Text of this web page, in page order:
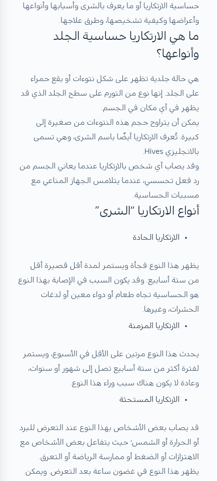
حساسية الارتكاريا أو ما يعرف بالشرى وأسبابها وأنواعها
وأعراضها وكيفية تشخيصها، وطرق علاجها.
ما هي الارتكاريا حساسية الجلد
وأنواعها؟
هي حالة جلدية تظهر على شكل نتوءات أو بقع حمراء
على الجلد. إنها نوع من التورم على سطح الجلد الذي قد
يظهر في أي مكان في الجسم.
يمكن أن يتراوح حجم هذه النتوءات من صغيرة إلى
كبيرة. تُعرف الارتكاريا أيضًا باسم الشرى، وهي تسمى
بالانجليزي Hives.
وقد يصاب أي شخص بالارتكاريا عندما يعاني الجسم من
رد فعل تحسسي، عندما يتلامس الجهاز المناعي مع
مسببات الحساسية.
أنواع الارتكاريا “الشرى”
الارتكاريا الحادة
يظهر هذا النوع فجأة ويستمر لمدة أقل قصيرة أقل
من ستة أسابيع. وقد يكون السبب في الإصابة بهذا النوع
هو الحساسية تجاه طعام أو دواء معين أو لدغات
الحشرات، وغيرها.
الارتكاريا المزمنة
يحدث هذا النوع مرتين على الأقل في الأسبوع، ويستمر
لفترة أكثر من ستة أسابيع تصل إلى شهور أو سنوات،
وعادة لا يكون هناك سبب وراء هذا النوع.
الارتكاريا المستحثة
قد يصاب بعض الأشخاص بهذا النوع عند التعرض للبرد
أو الحرارة أو الشمس؛ حيث يتفاعل بعض الأشخاص مع
الاهتزازات أو الضغط أو ممارسة الرياضة أو التعرق.
يظهر هذا النوع في غضون ساعة بعد التعرض. ويمكن